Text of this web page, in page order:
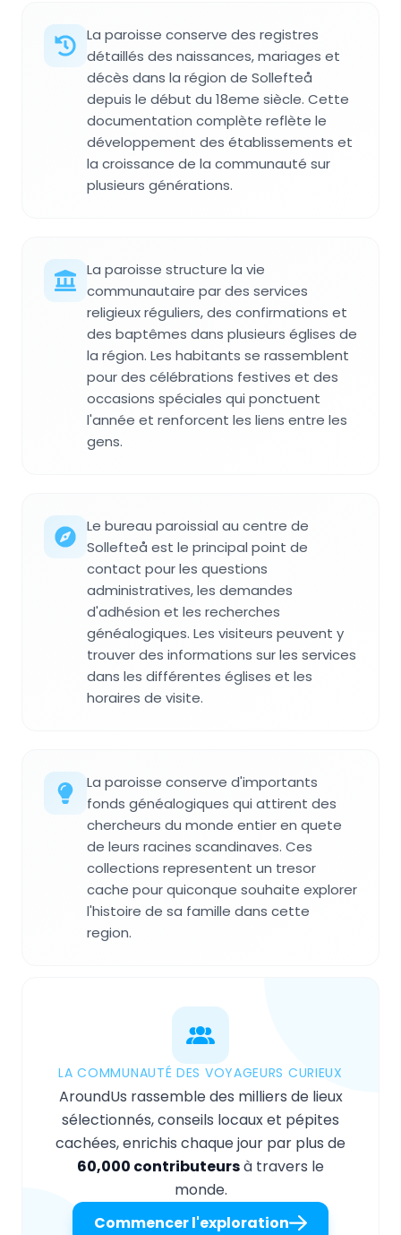
La paroisse conserve des registres
détaillés des naissances, mariages et
décès dans la région de Sollefteå
depuis le début du 18eme siècle. Cette
documentation complète reflète le
développement des établissements et
la croissance de la communauté sur
plusieurs générations.
La paroisse structure la vie
communautaire par des services
religieux réguliers, des confirmations et
des baptêmes dans plusieurs églises de
la région. Les habitants se rassemblent
pour des célébrations festives et des
occasions spéciales qui ponctuent
l'année et renforcent les liens entre les
gens.
Le bureau paroissial au centre de
Sollefteå est le principal point de
contact pour les questions
administratives, les demandes
d'adhésion et les recherches
généalogiques. Les visiteurs peuvent y
trouver des informations sur les services
dans les différentes églises et les
horaires de visite.
La paroisse conserve d'importants
fonds généalogiques qui attirent des
chercheurs du monde entier en quete
de leurs racines scandinaves. Ces
collections representent un tresor
cache pour quiconque souhaite explorer
l'histoire de sa famille dans cette
region.
LA COMMUNAUTÉ DES VOYAGEURS CURIEUX
AroundUs rassemble des milliers de lieux
sélectionnés, conseils locaux et pépites
cachées, enrichis chaque jour par plus de
60,000 contributeursà travers le
monde.
Commencer l'exploration